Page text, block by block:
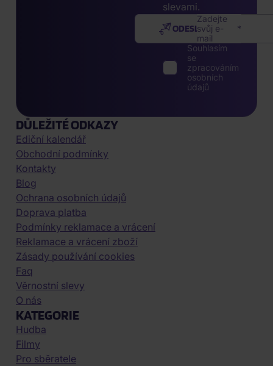
slevami.
Zadejte
svůj e-
mail
ODESLAT
Souhlasím
se
zpracováním
osobních
údajů
DŮLEŽITÉ ODKAZY
Ediční kalendář
Obchodní podmínky
Kontakty
Blog
Ochrana osobních údajů
Doprava platba
Podmínky reklamace a vrácení
Reklamace a vrácení zboží
Zásady používání cookies
Faq
Věrnostní slevy
O nás
KATEGORIE
Hudba
Filmy
Pro sběratele